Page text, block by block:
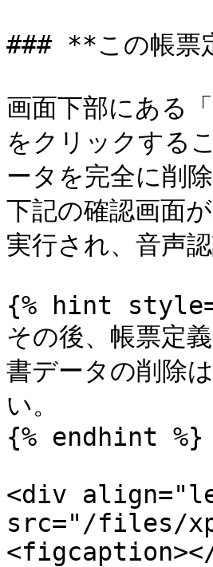
### **この帳票
画面下部にある
をクリックする
ータを完全に削
下記の確認画面
実行され、音声
{% hint
その後、帳票定
書データの削除
い。
{% endhint %}
<div
src="/files/